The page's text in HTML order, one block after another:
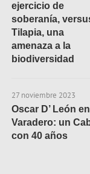
ejercicio de
soberanía,
Tilapia, una
amenaza a la
biodiversidad
27 noviembre 2023
Oscar D’ León en
Varadero: un
con 40 años